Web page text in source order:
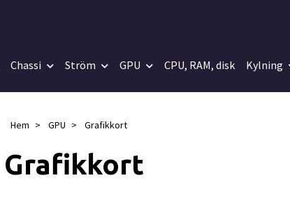
Chassi Ström GPU CPU, RAM, disk Kylning
Hem GPU Grafikkort
Grafikkort